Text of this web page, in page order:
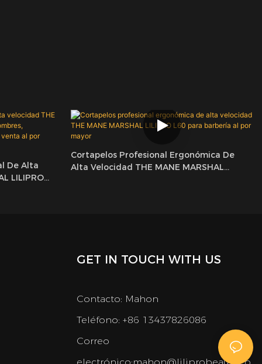
De Alta
LILIPRO
Cortapelos Profesional Ergonómica De
Alta Velocidad THE MANE MARSHAL
GET IN TOUCH WITH US
Contacto: Mahon
Teléfono: +86 13437826086
Correo